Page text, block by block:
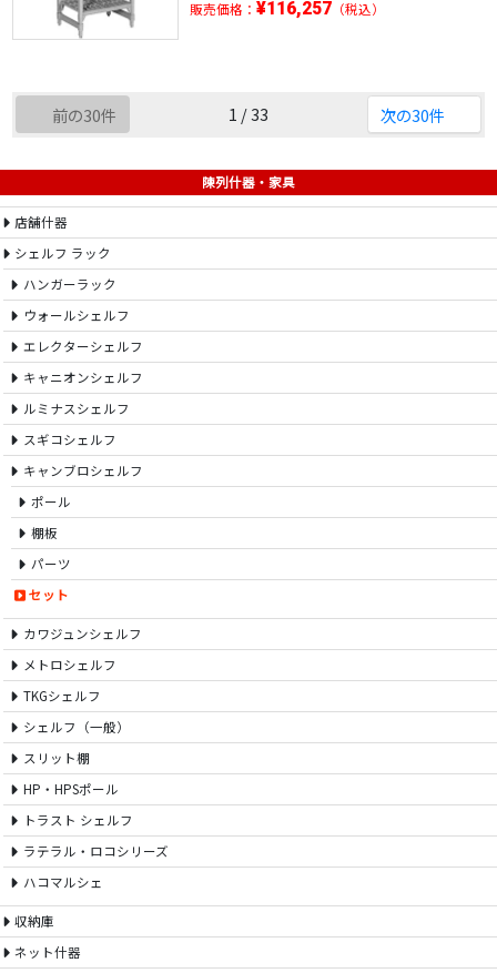
販売価格： ¥116,257（税込）
前の30件 1 / 33 次の30件
陳列什器・家具
店舗什器
シェルフ ラック
ハンガーラック
ウォールシェルフ
エレクターシェルフ
キャニオンシェルフ
ルミナスシェルフ
スギコシェルフ
キャンブロシェルフ
ポール
棚板
パーツ
セット
カワジュンシェルフ
メトロシェルフ
TKGシェルフ
シェルフ（一般）
スリット棚
HP・HPSポール
トラスト シェルフ
ラテラル・ロコシリーズ
ハコマルシェ
収納庫
ネット什器